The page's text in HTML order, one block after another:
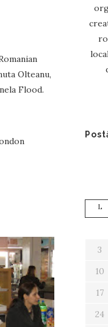
Olteanu,
Flood.
L
3
10
17
24